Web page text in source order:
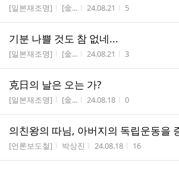
게시판명
[일본재조명] 작성자
[金... 작성시간
24.08.21 조회수
5
기분 나쁠 것도 참 없네...
게시판명
[일본재조명] 작성자
[金... 작성시간
24.08.21 조회수
3
克日의 날은 오는 가?
게시판명
[일본재조명] 작성자
[金... 작성시간
24.08.18 조회수
0
의친왕의 따님, 아버지의 독립운동을
게시판명
[언론보도철] 작성자
박상진 작성시간
24.08.18 조회수
16